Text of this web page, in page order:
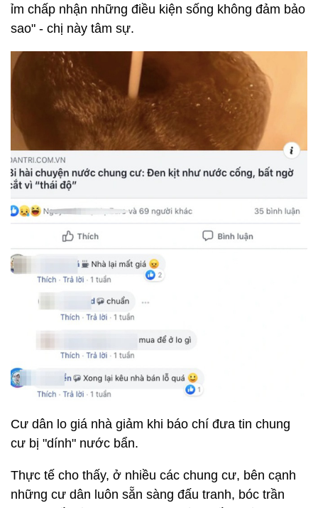
ỉm chấp nhận những điều kiện sống không đảm bảo
sao" - chị này tâm sự.
Cư dân lo giá nhà giảm khi báo chí đưa tin chung
cư bị "dính" nước bẩn.
Thực tế cho thấy, ở nhiều các chung cư, bên cạnh
những cư dân luôn sẵn sàng đấu tranh, bóc trần